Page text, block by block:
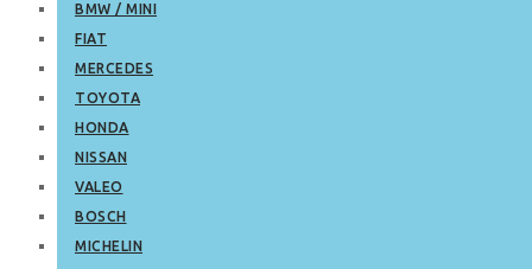
BMW / MINI
FIAT
MERCEDES
TOYOTA
HONDA
NISSAN
VALEO
BOSCH
MICHELIN